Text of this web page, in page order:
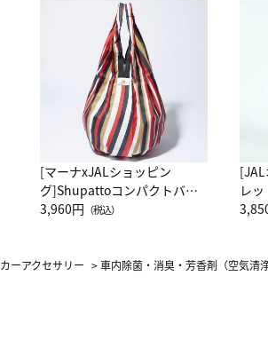
[マーナxJALショッピン
グ]Shupattoコンパクトバッ
グ Drop JAL客室乗務員
3,960円 （税込）
レッ
カーアクセサリー >車内除菌・消臭・芳香剤（空気清